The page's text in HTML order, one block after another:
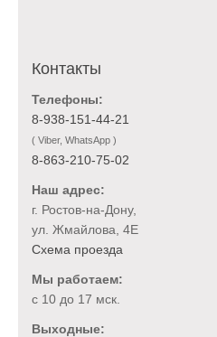
Контакты
Телефоны:
8-938-151-44-21
( Viber, WhatsApp )
8-863-210-75-02
Наш адрес:
г. Ростов-на-Дону,
ул. Жмайлова, 4Е
Схема проезда
Мы работаем:
с 10 до 17 мск.
Выходные: